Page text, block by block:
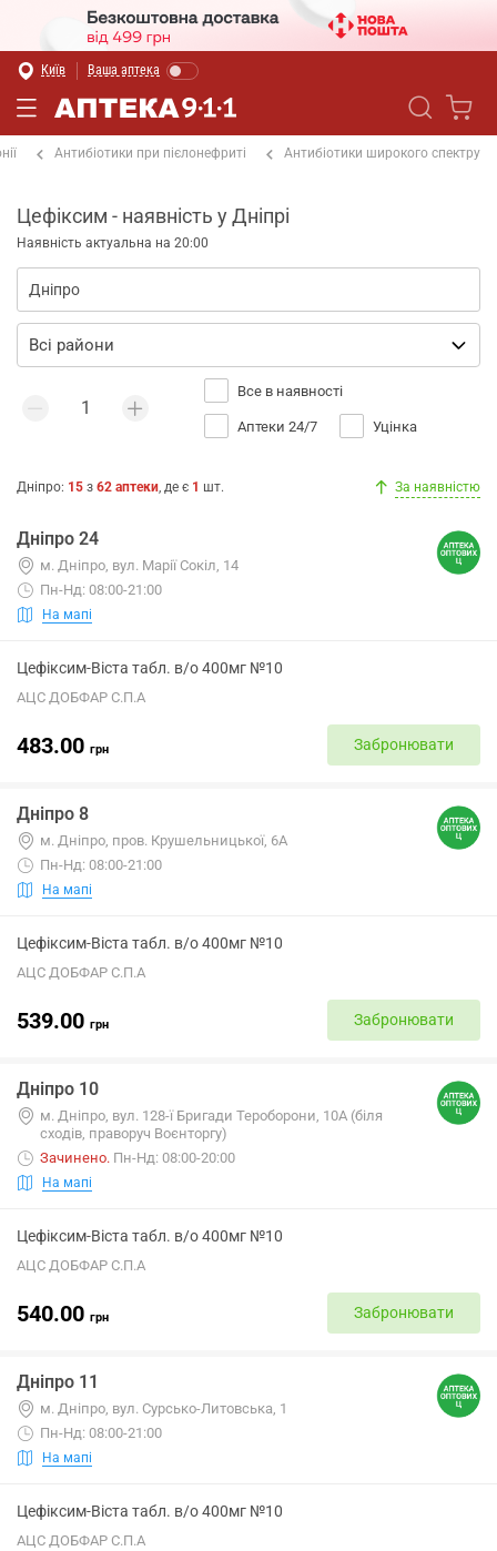
Київ Ваша аптека
Антибіотики при пієлонефриті Антибіотики широкого спектру
Цефіксим - наявність у Дніпрі
Наявність актуальна на 20:00
Все в наявності
Аптеки 24/7 Уцінка
Дніпро: 15 з 62 аптеки, де є 1 шт. За наявністю
Дніпро 24
м. Дніпро, вул. Марії Сокіл, 14
Пн-Нд: 08:00-21:00
На мапі
Цефіксим-Віста табл. в/о 400мг №10
АЦС ДОБФАР С.П.А
483.00 грн Забронювати
Дніпро 8
м. Дніпро, пров. Крушельницької, 6А
Пн-Нд: 08:00-21:00
На мапі
Цефіксим-Віста табл. в/о 400мг №10
АЦС ДОБФАР С.П.А
539.00 грн Забронювати
Дніпро 10
м. Дніпро, вул. 128-ї Бригади Тероборони, 10А (біля
сходів, праворуч Воєнторгу)
Зачинено. Пн-Нд: 08:00-20:00
На мапі
Цефіксим-Віста табл. в/о 400мг №10
АЦС ДОБФАР С.П.А
540.00 грн Забронювати
Дніпро 11
м. Дніпро, вул. Сурсько-Литовська, 1
Пн-Нд: 08:00-21:00
На мапі
Цефіксим-Віста табл. в/о 400мг №10
АЦС ДОБФАР С.П.А